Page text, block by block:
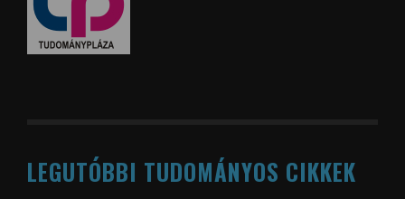
LEGUTÓBBI TUDOMÁNYOS CIKKEK